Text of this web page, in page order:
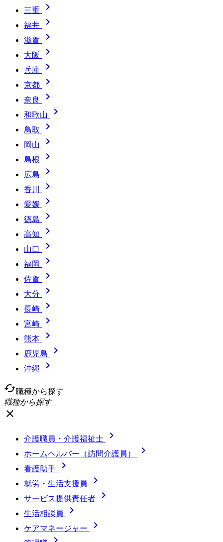
三重 
福井 
滋賀 
大阪 
兵庫 
京都 
奈良 
和歌山 
鳥取 
岡山 
島根 
広島 
香川 
愛媛 
徳島 
高知 
山口 
福岡 
佐賀 
大分 
長崎 
宮崎 
熊本 
鹿児島 
沖縄

cached職種から探す
職種から探す
close
介護職員・介護福祉士 
ホームヘルパー（訪問介護員） 
看護助手 
就労・生活支援員 
サービス提供責任者 
生活相談員 
ケアマネージャー 